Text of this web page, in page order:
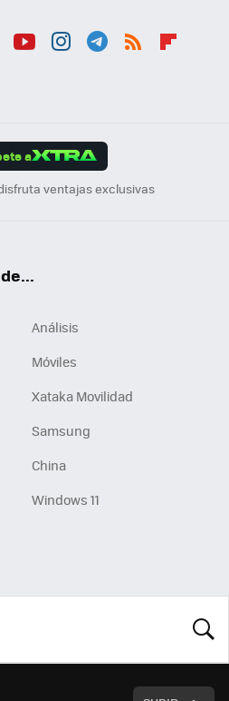
a
ventajas exclusivas
Análisis
Móviles
Xataka Movilidad
Samsung
China
Windows 11